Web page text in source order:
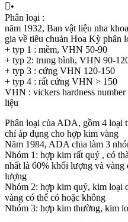
•
Phân loại :
năm 1932, Ban vật liệu nha
gia về tiêu chuản Hoa Kỳ phân
+ typ 1 : mềm, VHN 50-90
+ typ 2: trung bình, VHN 90-
+ typ 3 : cứng VHN 120-150
+ typ 4 : rất cứng VHN > 150
VHN : vickers hardness
liệu
Phân loại của ADA, gồm 4 loại
chỉ áp dụng cho hợp kim vàng
Năm 1984, ADA chia làm 3
Nhóm 1: hợp kim rất quý , có
nhất là 60% khối lượng và vàng
lượng
Nhóm 2: hợp kim quý, kim loại
vàng có thể có hoặc không
Nhóm 3: hợp kim thường, kim